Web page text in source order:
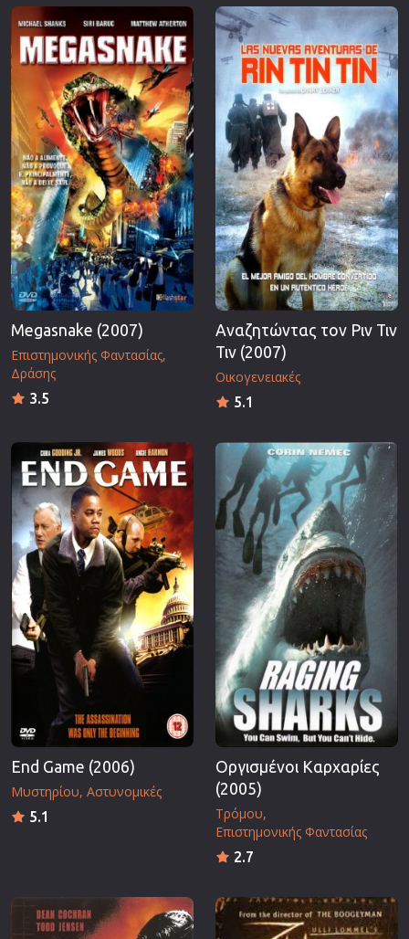
Megasnake (2007)
Επιστημονικής Φαντασίας
Δράσης
3.5
Αναζητώντας τον Ριν Τιν
Τιν (2007)
Οικογενειακές
5.1
End Game (2006)
Μυστηρίου Αστυνομικές
5.1
Οργισμένοι Καρχαρίες
(2005)
Τρόμου
Επιστημονικής Φαντασίας
2.7